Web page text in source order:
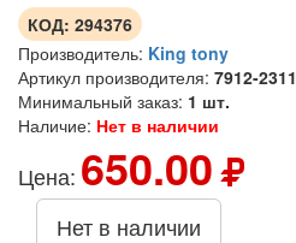
КОД: 294376
Производитель: King tony
Артикул производителя: 7912-2311
Минимальный заказ: 1 шт.
Наличие: Нет в наличии
Цена: 650.00
Нет в наличии